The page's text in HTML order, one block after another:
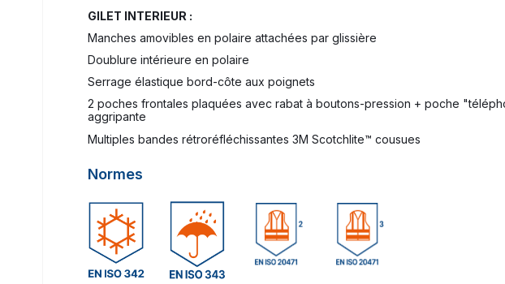
GILET INTERIEUR :
Manches amovibles en polaire attachées par glissière
Doublure intérieure en polaire
Serrage élastique bord-côte aux poignets
2 poches frontales plaquées avec rabat à boutons-pression + poche
aggripante
Multiples bandes rétroréfléchissantes 3M Scotchlite™ cousues
Normes